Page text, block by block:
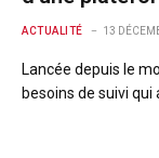
ACTUALITÉ 13
Lancée depuis le
besoins de suivi qui